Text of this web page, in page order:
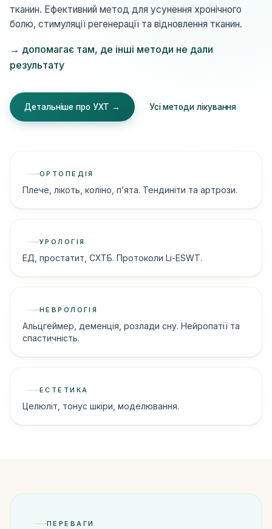
тканин. Ефективний метод для усунення хронічного
болю, стимуляції регенерації та відновлення тканин.
→ допомагає там, де інші методи не дали
результату
Детальніше про УХТ → Усі методи лікування
ОРТОПЕДІЯ
Плече, лікоть, коліно, п’ята. Тендиніти та артрози.
УРОЛОГІЯ
ЕД, простатит, СХТБ. Протоколи Li-ESWT.
НЕВРОЛОГІЯ
Альцгеймер, деменція, розлади сну. Нейропатії та
спастичність.
ЕСТЕТИКА
Целюліт, тонус шкіри, моделювання.
ПЕРЕВАГИ